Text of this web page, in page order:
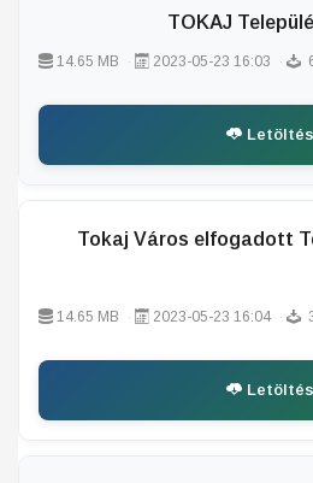
TOKAJ
14.65 MB 2023-05-23 16:03
Letöltés
Tokaj Város elfogadott
14.65 MB 2023-05-23 16:04
Letöltés